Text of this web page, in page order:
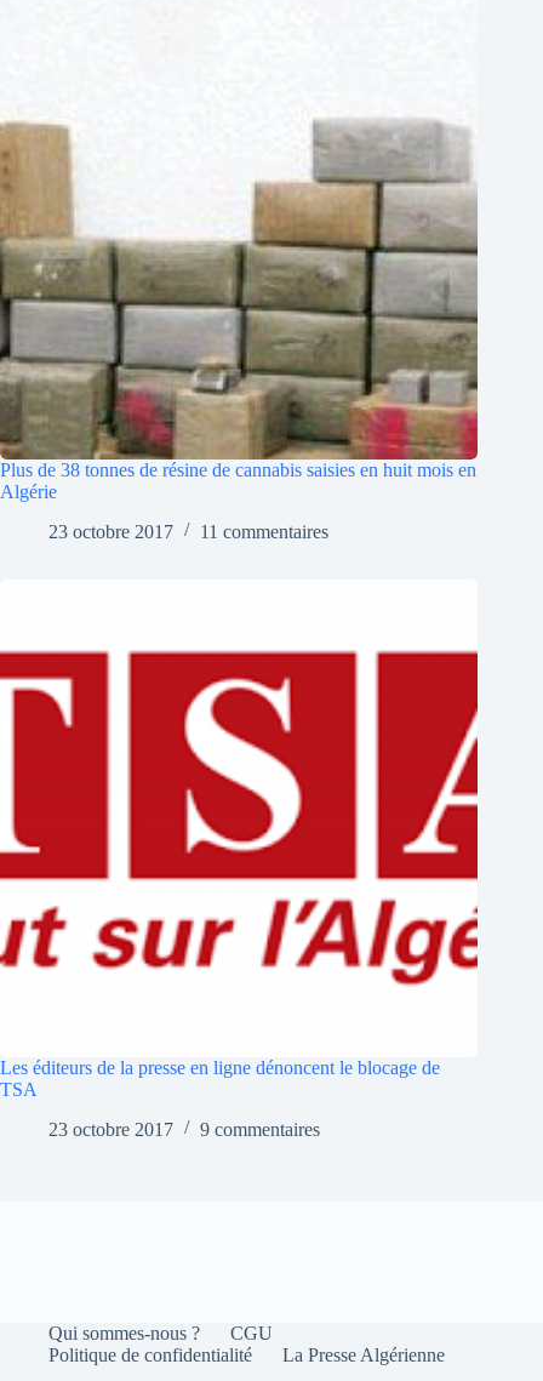
Plus de 38 tonnes de résine de cannabis saisies en huit mois en
Algérie
23 octobre 2017
11 commentaires
Les éditeurs de la presse en ligne dénoncent le blocage de
TSA
23 octobre 2017
9 commentaires
Qui sommes-nous ?
CGU
Politique de confidentialité
La Presse Algérienne